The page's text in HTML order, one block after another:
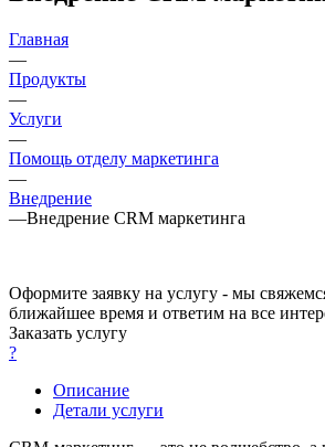
Главная
—
Продукты
—
Услуги
—
Помощь отделу маркетинга
—
Внедрение
—Внедрение CRM маркетинга
Оформите заявку на услугу - мы
ближайшее время и ответим на все
Заказать услугу
?
Описание
Детали услуги